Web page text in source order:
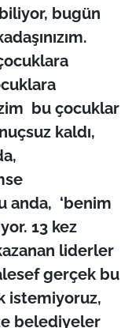
biliyor, bugün
bu çocuklar
kaldı,
anda, ‘benim
13 kez
liderler
gerçek bu
istemiyoruz,
belediyeler